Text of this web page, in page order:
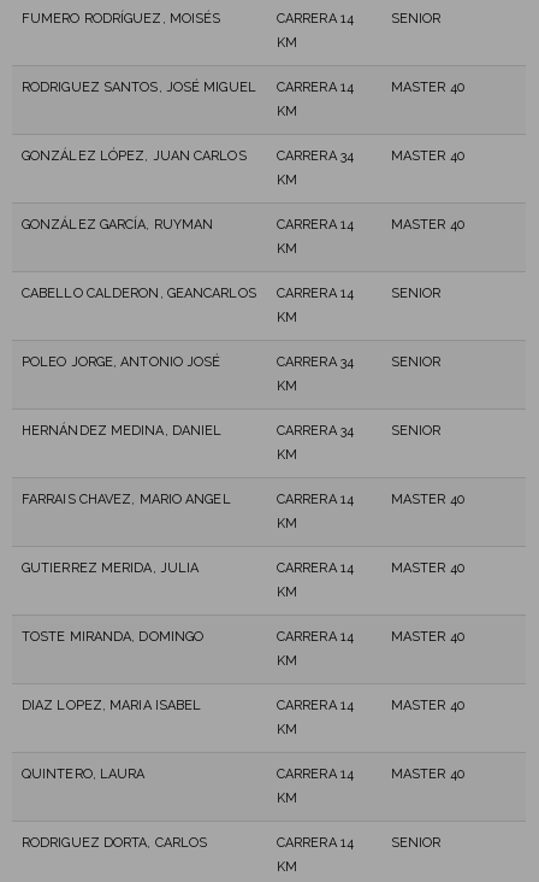
FUMERO RODRÍGUEZ, MOISÉS
CARRERA 14
KM
SENIOR
RODRIGUEZ SANTOS, JOSÉ MIGUEL
CARRERA 14
KM
MASTER 40
GONZÁLEZ LÓPEZ, JUAN CARLOS
CARRERA 34
KM
MASTER 40
GONZÁLEZ GARCÍA, RUYMAN
CARRERA 14
KM
MASTER 40
CABELLO CALDERON, GEANCARLOS
CARRERA 14
KM
SENIOR
POLEO JORGE, ANTONIO JOSÉ
CARRERA 34
KM
SENIOR
HERNÁNDEZ MEDINA, DANIEL
CARRERA 34
KM
SENIOR
FARRAIS CHAVEZ, MARIO ANGEL
CARRERA 14
KM
MASTER 40
GUTIERREZ MERIDA, JULIA
CARRERA 14
KM
MASTER 40
TOSTE MIRANDA, DOMINGO
CARRERA 14
KM
MASTER 40
DIAZ LOPEZ, MARIA ISABEL
CARRERA 14
KM
MASTER 40
QUINTERO, LAURA
CARRERA 14
KM
MASTER 40
RODRIGUEZ DORTA, CARLOS
CARRERA 14
KM
SENIOR